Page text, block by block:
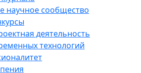
научное сообщество
деятельность
технологий